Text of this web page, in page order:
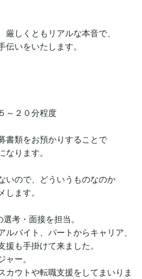
しくともリアルな本音で、
いをいたします。
～２０分程度
書類をお預かりすることで
ります。
いので、どういうものなのか
ます。
考・面接を担当。
バイト、パートからキャリア、
も手掛けて来ました。
ー。
カウトや転職支援をしてまいりま